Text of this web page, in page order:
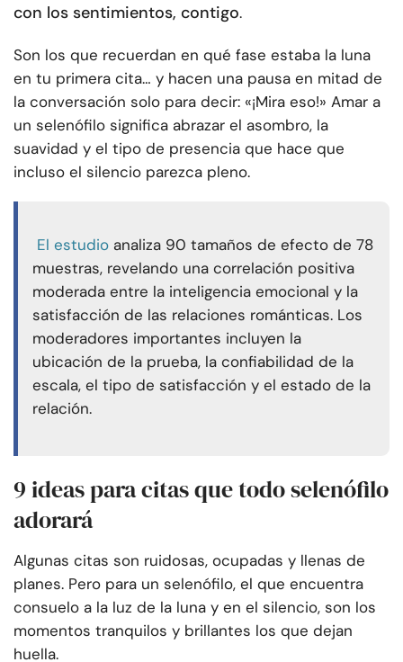
con los sentimientos, contigo.
Son los que recuerdan en qué fase estaba la luna
en tu primera cita… y hacen una pausa en mitad de
la conversación solo para decir: «¡Mira eso!» Amar a
un selenófilo significa abrazar el asombro, la
suavidad y el tipo de presencia que hace que
incluso el silencio parezca pleno.
El estudio analiza 90 tamaños de efecto de 78
muestras, revelando una correlación positiva
moderada entre la inteligencia emocional y la
satisfacción de las relaciones románticas. Los
moderadores importantes incluyen la
ubicación de la prueba, la confiabilidad de la
escala, el tipo de satisfacción y el estado de la
relación.
9 ideas para citas que todo selenófilo
adorará
Algunas citas son ruidosas, ocupadas y llenas de
planes. Pero para un selenófilo, el que encuentra
consuelo a la luz de la luna y en el silencio, son los
momentos tranquilos y brillantes los que dejan
huella.